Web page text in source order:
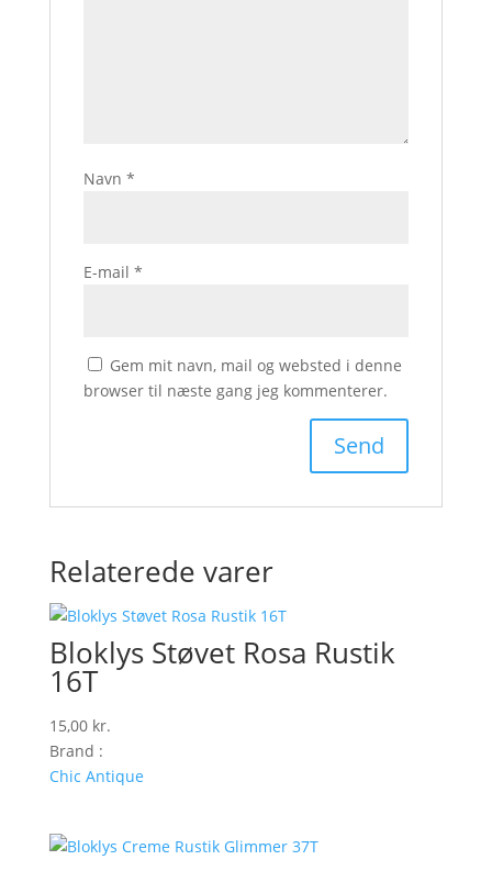
Navn *
E-mail *
Gem mit navn, mail og websted i denne
browser til næste gang jeg kommenterer.
Relaterede varer
Bloklys Støvet Rosa Rustik
16T
15,00 kr.
Brand :
Chic Antique